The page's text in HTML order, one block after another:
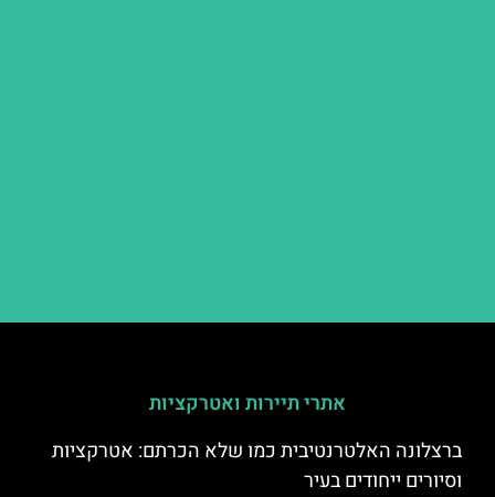
אתרי תיירות ואטרקציות
ברצלונה האלטרנטיבית כמו שלא הכרתם: אטרקציות
וסיורים ייחודים בעיר